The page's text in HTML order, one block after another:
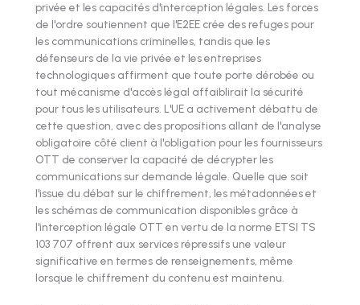
privée et les capacités d'interception légales. Les forces
de l'ordre soutiennent que l'E2EE crée des refuges pour
les communications criminelles, tandis que les
défenseurs de la vie privée et les entreprises
technologiques affirment que toute porte dérobée ou
tout mécanisme d'accès légal affaiblirait la sécurité
pour tous les utilisateurs. L'UE a activement débattu de
cette question, avec des propositions allant de l'analyse
obligatoire côté client à l'obligation pour les fournisseurs
OTT de conserver la capacité de décrypter les
communications sur demande légale. Quelle que soit
l'issue du débat sur le chiffrement, les métadonnées et
les schémas de communication disponibles grâce à
l'interception légale OTT en vertu de la norme ETSI TS
103 707 offrent aux services répressifs une valeur
significative en termes de renseignements, même
lorsque le chiffrement du contenu est maintenu.